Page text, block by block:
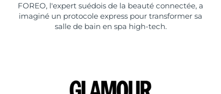
FOREO, l'expert suédois de la beauté connectée, a
imaginé un protocole express pour transformer sa
salle de bain en spa high-tech.